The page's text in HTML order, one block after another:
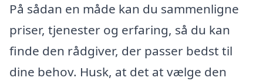
På sådan en måde kan du sammenligne
priser, tjenester og erfaring, så du kan
finde den rådgiver, der passer bedst til
dine behov. Husk, at det at vælge den